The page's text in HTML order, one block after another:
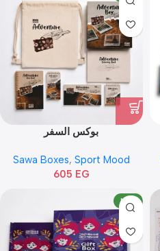
بوكس السفر
Sawa Boxes, Sport Mood
605 EG
NEW